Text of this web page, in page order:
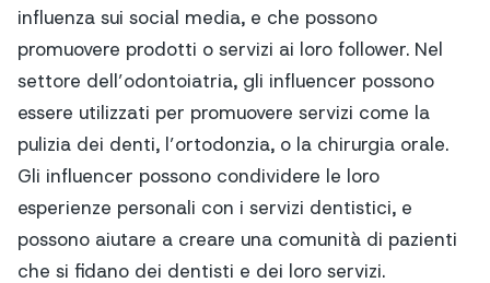
influenza sui social media, e che possono
promuovere prodotti o servizi ai loro follower. Nel
settore dell’odontoiatria, gli influencer possono
essere utilizzati per promuovere servizi come la
pulizia dei denti, l’ortodonzia, o la chirurgia orale.
Gli influencer possono condividere le loro
esperienze personali con i servizi dentistici, e
possono aiutare a creare una comunità di pazienti
che si fidano dei dentisti e dei loro servizi.